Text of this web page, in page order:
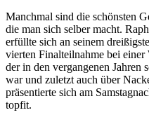
Manchmal sind die schönsten
die man sich selber macht.
erfüllte sich an seinem
vierten Finalteilnahme bei
der in den vergangenen Jahren
war und zuletzt auch über
präsentierte sich am
topfit.